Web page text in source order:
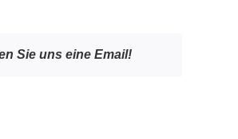
Sie uns eine Email!